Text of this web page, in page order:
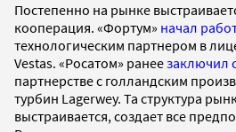
Постепенно на рынке
кооперация. «Фортум» начал
технологическим партнером в
Vestas. «Росатом» ранеезаключил
партнерстве с голландским
турбин Lagerwey. Та структура
выстраивается, создает все